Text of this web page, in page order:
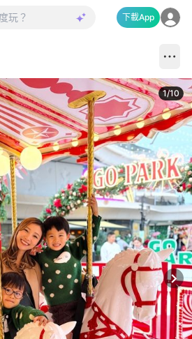
下載App
1/10